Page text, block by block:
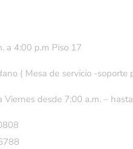
a 4:00 p.m Piso 17
( Mesa de servicio -soporte
Viernes desde 7:00 a.m. –